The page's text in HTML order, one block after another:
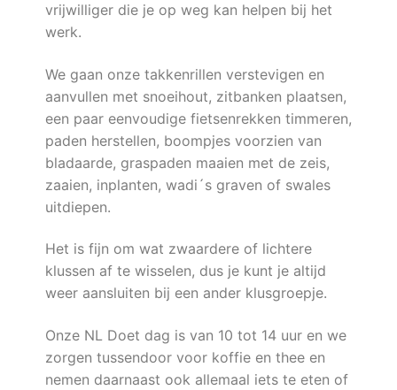
vrijwilliger die je op weg kan helpen bij het
werk.
We gaan onze takkenrillen verstevigen en
aanvullen met snoeihout, zitbanken plaatsen,
een paar eenvoudige fietsenrekken timmeren,
paden herstellen, boompjes voorzien van
bladaarde, graspaden maaien met de zeis,
zaaien, inplanten, wadi´s graven of swales
uitdiepen.
Het is fijn om wat zwaardere of lichtere
klussen af te wisselen, dus je kunt je altijd
weer aansluiten bij een ander klusgroepje.
Onze NL Doet dag is van 10 tot 14 uur en we
zorgen tussendoor voor koffie en thee en
nemen daarnaast ook allemaal iets te eten of